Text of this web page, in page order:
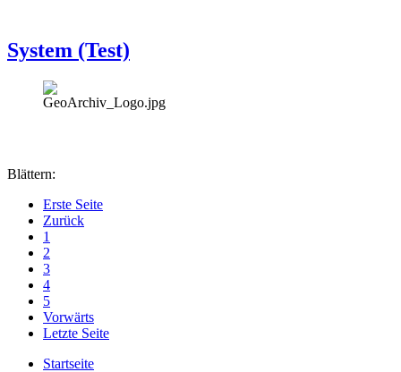
System (Test)
Blättern:
Erste Seite
Zurück
1
2
3
4
5
Vorwärts
Letzte Seite
Startseite